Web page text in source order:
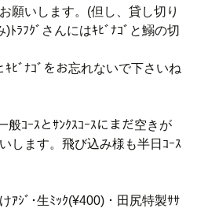
願いします。(但し、貸し切り
ﾄﾗﾌｸﾞさんにはｷﾋﾞﾅｺﾞと鰯の切
ｷﾋﾞﾅｺﾞをお忘れないで下さいね
般ｺｰｽとｻﾝｸｽｺｰｽにまだ空きが
します。飛び込み様も半日ｺｰｽ
ｱｼﾞ･生ﾐｯｸ(¥400)・田尻特製ｻｻ